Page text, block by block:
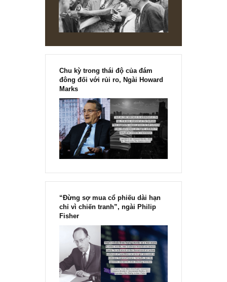
mục 170 tỷ đô đầu tư vốn cổ phần của Berkshire thì mới
được 0,5%. Nếu ngài Buffett thực sự quan tâm thì vị thế
chắc phải tầm 5-10 tỷ đô mới ảnh hưởng được kết quả
toàn doanh nghiệp.
[Ấn phẩm kỳ 82], 36/36 trang,
chính thức phát hành!!
Chu kỳ trong thái độ của đám